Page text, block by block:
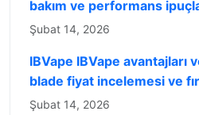
bakım ve performans
Şubat 14, 2026
IBVape IBVape avantajları
blade fiyat incelemesi ve
Şubat 14, 2026